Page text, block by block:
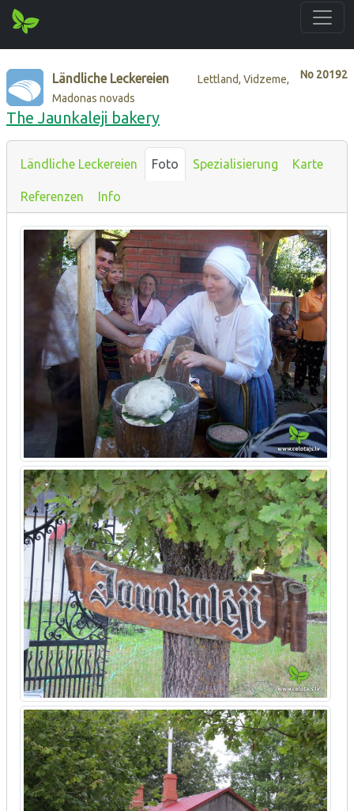
No 20192
Ländliche Leckereien
Lettland, Vidzeme,
Madonas novads
The Jaunkaleji bakery
Ländliche Leckereien Foto Spezialisierung Karte
Referenzen Info